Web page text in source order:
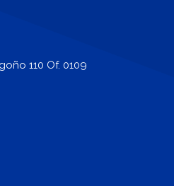
110 Of. 0109